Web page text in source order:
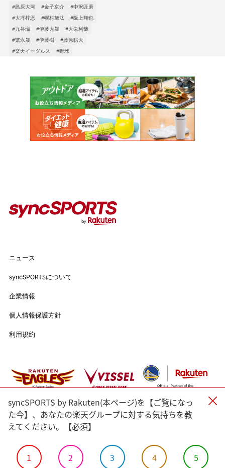
インタビュー
イベント
#バスケットボール
#トップアスリートの愛用品
#アスリートのセカンドキャリア
個人情報保護方針
利用規約
#島原大河 #金子京介
#中沢匠磨
#大坪梓恩
#幌村黛汰
#阪上翔也
#九谷瑠
#伊藤大晟
#大栄利哉
#繁永晟
#伊藤樹
#藤原聡大
#楽天イーグルス
#野球
#バスケットボール
#アスリートのセカンドキャリア
#渡辺皓太 #Sports for Everyone
#Green for Future
#内野航太郎
#宮崎友花 #志田千陽 #山口茜
#渡邉航貴
#奈良岡功大
#前田健太
#佐藤直樹
#⾓⼀哲児 #今野龍太 #郷家友太
#陳克羿
ニュース
syncSPORTSについて
企業情報
個人情報保護方針
利用規約
syncSPORTS by Rakuten(本ページ)を【ご覧になっ
た今】、あなたの楽天グループに対する気持ちを教
えてください。【必須】
1 2 3 4 5